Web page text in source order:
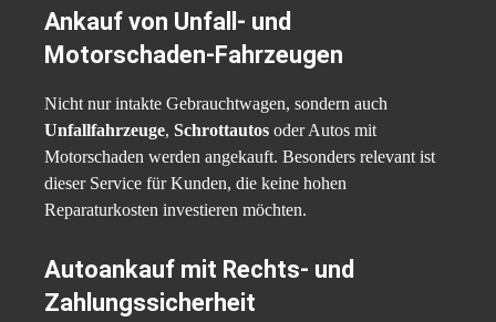
Ankauf von Unfall- und
Motorschaden-Fahrzeugen
Nicht nur intakte Gebrauchtwagen, sondern auch
Unfallfahrzeuge, Schrottautos oder Autos mit
Motorschaden werden angekauft. Besonders relevant ist
dieser Service für Kunden, die keine hohen
Reparaturkosten investieren möchten.
Autoankauf mit Rechts- und
Zahlungssicherheit